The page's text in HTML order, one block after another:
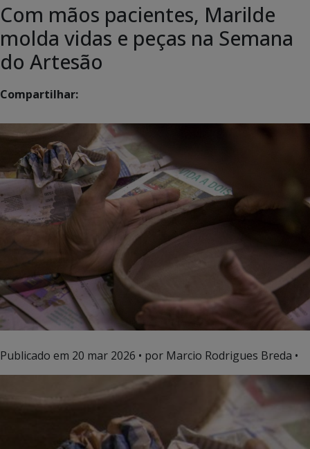
Com mãos pacientes, Marilde
molda vidas e peças na Semana
do Artesão
Compartilhar:
Publicado em 20 mar 2026 • por Marcio Rodrigues Breda •